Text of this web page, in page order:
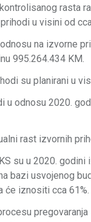
rasta
u visini od
na izvorne
995.264.434 KM.
su planirani u
u odnosu 2020.
rast izvornih
su u 2020.
bazi usvojenog
će iznositi cca 61%.